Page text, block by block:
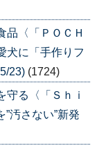
品〈「ＰＯＣＨ
犬に「手作りフ
23) (1724)
る〈「Ｓｈｉ
汚さない”新発